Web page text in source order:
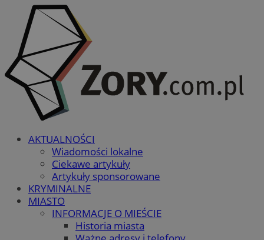
AKTUALNOŚCI
Wiadomości lokalne
Ciekawe artykuły
Artykuły sponsorowane
KRYMINALNE
MIASTO
INFORMACJE O MIEŚCIE
Historia miasta